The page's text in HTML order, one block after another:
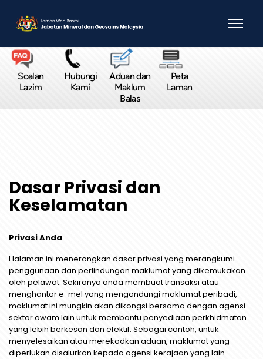
Soalan
Lazim
Hubungi
Kami
Aduan dan
Maklum
Balas
Peta
Laman
Dasar Privasi dan
Keselamatan
Privasi Anda
Halaman ini menerangkan dasar privasi yang merangkumi
penggunaan dan perlindungan maklumat yang dikemukakan
oleh pelawat. Sekiranya anda membuat transaksi atau
menghantar e-mel yang mengandungi maklumat peribadi,
maklumat ini mungkin akan dikongsi bersama dengan agensi
sektor awam lain untuk membantu penyediaan perkhidmatan
yang lebih berkesan dan efektif. Sebagai contoh, untuk
menyelesaikan atau merekodkan aduan, maklumat yang
diperlukan disalurkan kepada agensi kerajaan yang lain.